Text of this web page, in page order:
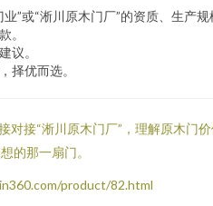
”或“淅川原木门厂”的资质、生产规
。
议。
择优而选。
接“淅川原木门厂”，理解原木门
的那一扇门。
product/82.html